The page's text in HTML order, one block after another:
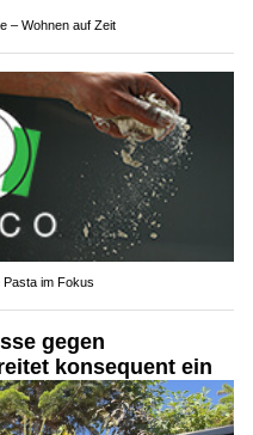
– Wohnen auf Zeit
im Fokus
gegen
konsequent ein